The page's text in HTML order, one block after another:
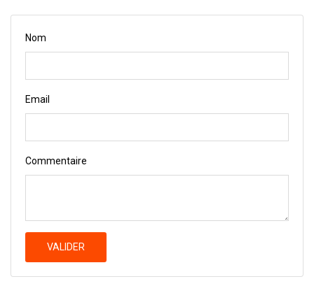
Nom
Email
Commentaire
VALIDER